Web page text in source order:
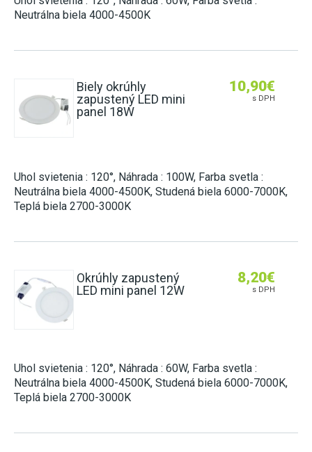
Neutrálna biela 4000-4500K
Biely okrúhly
zapustený LED mini
panel 18W
10,90€
s DPH
Uhol svietenia : 120°, Náhrada : 100W, Farba svetla :
Neutrálna biela 4000-4500K, Studená biela 6000-7000K,
Teplá biela 2700-3000K
Okrúhly zapustený
LED mini panel 12W
8,20€
s DPH
Uhol svietenia : 120°, Náhrada : 60W, Farba svetla :
Neutrálna biela 4000-4500K, Studená biela 6000-7000K,
Teplá biela 2700-3000K